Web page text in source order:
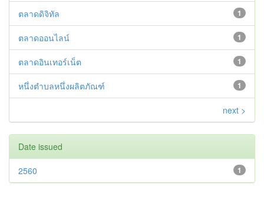
1
ตลาดดิจิทัล
1
ตลาดออนไลน์
1
ตลาดอินเทอร์เน็ต
1
หนึ่งตำบลหนึ่งผลิตภัณฑ์
next >
Date issued
1
2560